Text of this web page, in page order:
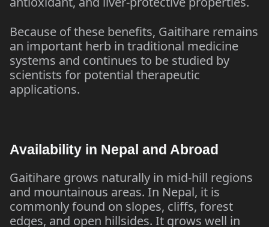
Because of these benefits, Gaitihare remains
an important herb in traditional medicine
systems and continues to be studied by
scientists for potential therapeutic
applications.
Availability in Nepal and Abroad
Gaitihare grows naturally in mid-hill regions
and mountainous areas. In Nepal, it is
commonly found on slopes, cliffs, forest
edges, and open hillsides. It grows well in